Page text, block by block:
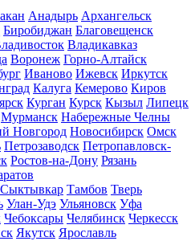
Анадырь Архангельск
Биробиджан Благовещенск
Владикавказ
Воронеж Горно-Алтайск
Иваново Ижевск Иркутск
Калуга Кемерово Киров
Курган Курск Кызыл Липецк
Мурманск Набережные Челны
Новгород Новосибирск Омск
Петрозаводск Петропавловск-
Ростов-на-Дону Рязань
Сыктывкар Тамбов Тверь
Улан-Удэ Ульяновск Уфа
Чебоксары Челябинск Черкесск
Якутск Ярославль